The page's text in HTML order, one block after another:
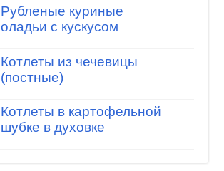
Рубленые куриные
оладьи с кускусом
Котлеты из чечевицы
(постные)
Котлеты в картофельной
шубке в духовке